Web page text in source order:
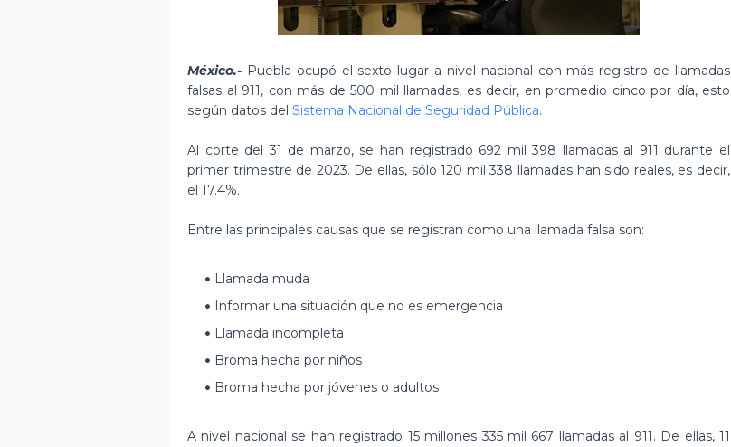
México.- Puebla ocupó el sexto lugar a nivel nacional con más registro de llamadas
falsas al 911, con más de 500 mil llamadas, es decir, en promedio cinco por día, esto
según datos del Sistema Nacional de Seguridad Pública.
Al corte del 31 de marzo, se han registrado 692 mil 398 llamadas al 911 durante el
primer trimestre de 2023. De ellas, sólo 120 mil 338 llamadas han sido reales, es decir,
el 17.4%.
Entre las principales causas que se registran como una llamada falsa son:
Llamada muda
Informar una situación que no es emergencia
Llamada incompleta
Broma hecha por niños
Broma hecha por jóvenes o adultos
A nivel nacional se han registrado 15 millones 335 mil 667 llamadas al 911. De ellas, 11